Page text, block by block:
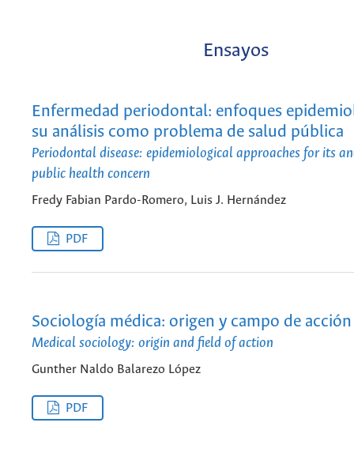
Ensayos
Enfermedad periodontal: enfoques
su análisis como problema de salud pública
Periodontal disease: epidemiological approaches for its
public health concern
Fredy Fabian Pardo-Romero, Luis J. Hernández
PDF
Sociología médica: origen y campo de acción
Medical sociology: origin and field of action
Gunther Naldo Balarezo López
PDF